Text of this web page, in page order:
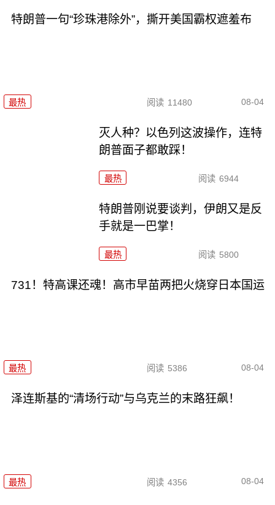
特朗普一句“珍珠港除外”，撕开美国霸权遮羞布
最热 阅读 11480 08-04
灭人种？以色列这波操作，连特
朗普面子都敢踩！
最热 阅读 6944
特朗普刚说要谈判，伊朗又是反
手就是一巴掌！
最热 阅读 5800
731！特高课还魂！高市早苗两把火烧穿日本国运
最热 阅读 5386 08-04
泽连斯基的“清场行动”与乌克兰的末路狂飙！
最热 阅读 4356 08-04